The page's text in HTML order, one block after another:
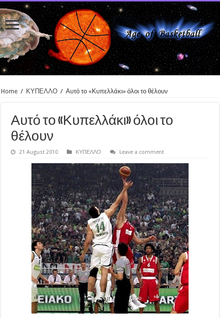
Home / ΚΥΠΕΛΛΟ / Αυτό το «Κυπελλάκι» όλοι το θέλουν
Αυτό το «Κυπελλάκι» όλοι το
θέλουν
21 August 2010 ΚΥΠΕΛΛΟ Leave a comment